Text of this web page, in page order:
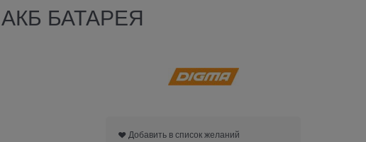
АКБ БАТАРЕЯ
Добавить в список желаний